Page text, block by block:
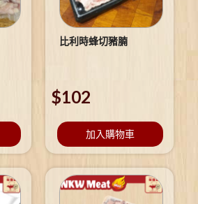
比利時蜂切豬腩
$102
加入購物車